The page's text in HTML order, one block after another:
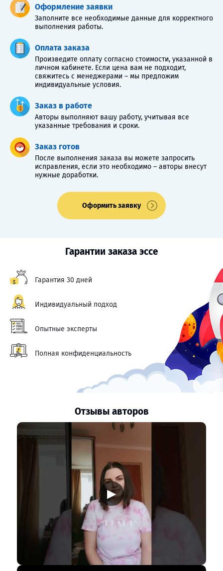
Оформление заявки
Заполните все необходимые данные для корректного
выполнения работы.
Оплата заказа
Произведите оплату согласно стоимости, указанной в
личном кабинете. Если цена вам не подходит,
свяжитесь с менеджерами – мы предложим
индивидуальные условия.
Заказ в работе
Авторы выполняют вашу работу, учитывая все
указанные требования и сроки.
Заказ готов
После выполнения заказа вы можете запросить
исправления, если это необходимо – авторы внесут
нужные доработки.
Оформить заявку
Гарантии заказа эссе
Гарантия 30 дней
Индивидуальный подход
Опытные эксперты
Полная конфиденциальность
Отзывы авторов
▶